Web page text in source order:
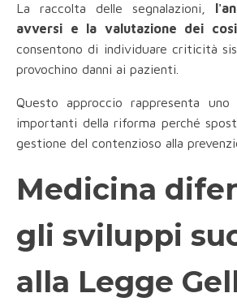
La raccolta delle segnalazioni,
avversi e la valutazione dei
consentono di individuare criticità
provochino danni ai pazienti.
Questo approccio rappresenta
importanti della riforma perché
gestione del contenzioso alla
Medicina
gli sviluppi
alla Legge